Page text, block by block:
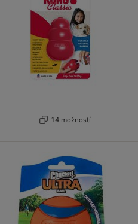
14 možností